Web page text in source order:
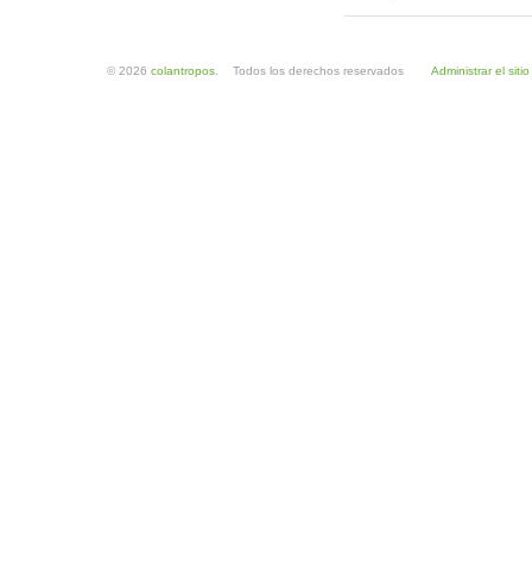
© 2026 colantropos . Todos los derechos reservados Administrar el sitio